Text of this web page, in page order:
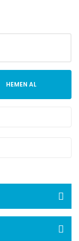
HEMEN AL